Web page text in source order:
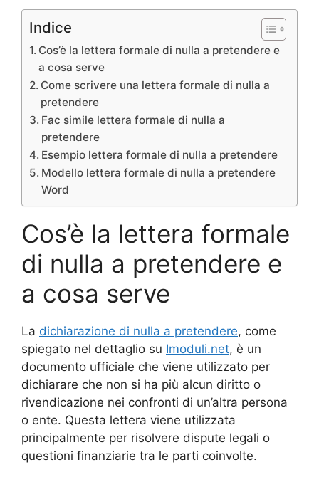
Indice
Cos’è la lettera formale di nulla a pretendere e
a cosa serve
Come scrivere una lettera formale di nulla a
pretendere
Fac simile lettera formale di nulla a
pretendere
Esempio lettera formale di nulla a pretendere
Modello lettera formale di nulla a pretendere
Word
Cos’è la lettera formale
di nulla a pretendere e
a cosa serve
La dichiarazione di nulla a pretendere, come
spiegato nel dettaglio su Imoduli.net, è un
documento ufficiale che viene utilizzato per
dichiarare che non si ha più alcun diritto o
rivendicazione nei confronti di un’altra persona
o ente. Questa lettera viene utilizzata
principalmente per risolvere dispute legali o
questioni finanziarie tra le parti coinvolte.